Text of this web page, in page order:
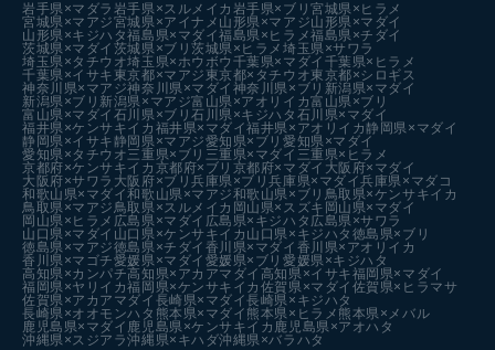
岩手県×マダラ 岩手県×スルメイカ 岩手県×ブリ宮城県×ヒラメ
宮城県×マアジ宮城県×アイナメ 山形県×マアジ山形県×マダイ
山形県×キジハタ福島県×マダイ福島県×ヒラメ福島県×チダイ
茨城県×マダイ 茨城県×ブリ茨城県×ヒラメ埼玉県×サワラ
埼玉県×タチウオ埼玉県×ホウボウ 千葉県×マダイ 千葉県×ヒラメ
千葉県×イサキ 東京都×マアジ 東京都×タチウオ東京都×シロギス
神奈川県×マアジ神奈川県×マダイ 神奈川県×ブリ 新潟県×マダイ
新潟県×ブリ 新潟県×マアジ富山県×アオリイカ富山県×ブリ
富山県×マダイ 石川県×ブリ石川県×キジハタ 石川県×マダイ
福井県×ケンサキイカ 福井県×マダイ福井県×アオリイカ 静岡県×マダイ
静岡県×イサキ 静岡県×マアジ愛知県×ブリ愛知県×マダイ
愛知県×タチウオ三重県×ブリ 三重県×マダイ 三重県×ヒラメ
京都府×ケンサキイカ 京都府×ブリ 京都府×マダイ 大阪府×マダイ
大阪府×サワラ 大阪府×ブリ兵庫県×ブリ兵庫県×マダイ兵庫県×マダコ
和歌山県×マダイ和歌山県×マアジ和歌山県×ブリ 鳥取県×ケンサキイカ
鳥取県×マアジ鳥取県×スルメイカ 岡山県×スズキ 岡山県×マダイ
岡山県×ヒラメ 広島県×マダイ 広島県×キジハタ 広島県×サワラ
山口県×マダイ 山口県×ケンサキイカ 山口県×キジハタ 徳島県×ブリ
徳島県×マアジ徳島県×チダイ 香川県×マダイ 香川県×アオリイカ
香川県×マゴチ愛媛県×マダイ 愛媛県×ブリ愛媛県×キジハタ
高知県×カンパチ高知県×アカアマダイ 高知県×イサキ福岡県×マダイ
福岡県×ヤリイカ福岡県×ケンサキイカ 佐賀県×マダイ 佐賀県×ヒラマサ
佐賀県×アカアマダイ 長崎県×マダイ長崎県×キジハタ
長崎県×オオモンハタ 熊本県×マダイ 熊本県×ヒラメ 熊本県×メバル
鹿児島県×マダイ 鹿児島県×ケンサキイカ 鹿児島県×アオハタ
沖縄県×スジアラ沖縄県×キハダ沖縄県×バラハタ